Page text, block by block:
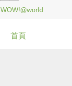
WOW!@world
首頁